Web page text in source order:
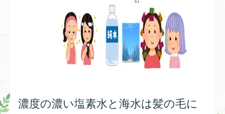
濃度の濃い塩素水と海水は髪の毛に